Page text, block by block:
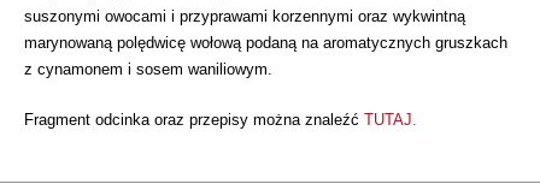
suszonymi owocami i przyprawami korzennymi oraz wykwintną
marynowaną polędwicę wołową podaną na aromatycznych gruszkach
z cynamonem i sosem waniliowym.
Fragment odcinka oraz przepisy można znaleźć TUTAJ